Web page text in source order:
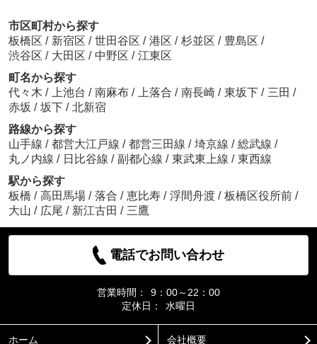
市区町村から探す
板橋区 / 新宿区 / 世田谷区 / 港区 / 杉並区 / 豊島区 /
渋谷区 / 大田区 / 中野区 / 江東区
町名から探す
代々木 / 上池台 / 南麻布 / 上落合 / 南長崎 / 東坂下 / 三田 /
赤坂 / 坂下 / 北新宿
路線から探す
山手線 / 都営大江戸線 / 都営三田線 / 埼京線 / 総武線 /
丸ノ内線 / 日比谷線 / 副都心線 / 東武東上線 / 東西線
駅から探す
板橋 / 高田馬場 / 落合 / 恵比寿 / 浮間舟渡 / 板橋区役所前 /
大山 / 広尾 / 新江古田 / 三鷹
電話でお問い合わせ
営業時間：
9：00～22：00
定休日：
水曜日
ホーム 会社概要